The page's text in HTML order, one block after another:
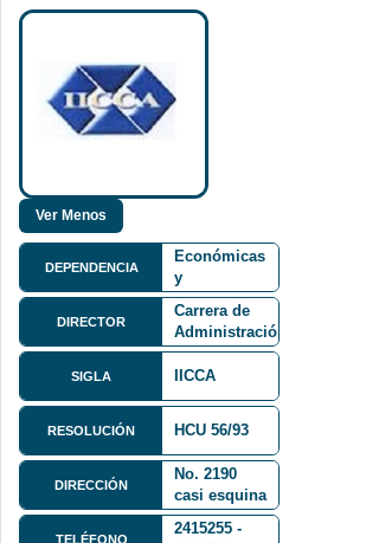
DEPENDENCIA
Económicas
y
Financieras
FCEF
DIRECTOR
Directora de la
Carrera de
Administración
de Empresas
SIGLA IICCA
RESOLUCIÓN HCU 56/93
DIRECCIÓN
Calle
Jacinto
Benavente
No. 2190
casi esquina
Fernando
Guachalla -
TELÉFONO
2415255 -